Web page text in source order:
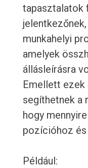
tapasztalatok
munkahelyi
amelyek
állásleírásra
Emellett
segíthetnek a
hogy
pozícióhoz és
Például: